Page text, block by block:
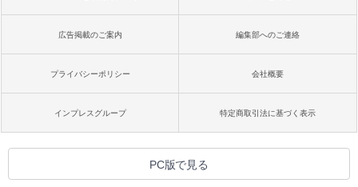
広告掲載のご案内 編集部へのご連絡
プライバシーポリシー 会社概要
インプレスグループ 特定商取引法に基づく表示
PC版で見る